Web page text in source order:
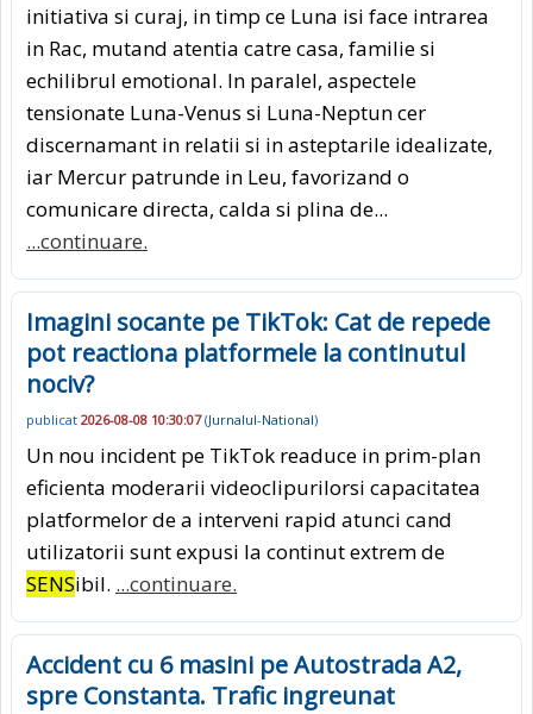
initiativa si curaj, in timp ce Luna isi face intrarea
in Rac, mutand atentia catre casa, familie si
echilibrul emotional. In paralel, aspectele
tensionate Luna-Venus si Luna-Neptun cer
discernamant in relatii si in asteptarile idealizate,
iar Mercur patrunde in Leu, favorizand o
comunicare directa, calda si plina de...
...continuare.
Imagini socante pe TikTok: Cat de repede
pot reactiona platformele la continutul
nociv?
publicat 2026-08-08 10:30:07(Jurnalul-National)
Un nou incident pe TikTok readuce in prim-plan
eficienta moderarii videoclipurilorsi capacitatea
platformelor de a interveni rapid atunci cand
utilizatorii sunt expusi la continut extrem de
SENSibil. ...continuare.
Accident cu 6 masini pe Autostrada A2,
spre Constanta. Trafic ingreunat